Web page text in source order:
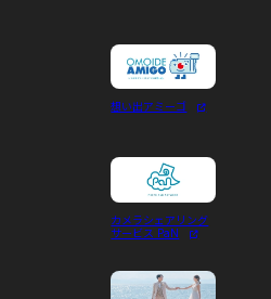
想い出アミーゴ
カメラシェアリング
サービス PaN